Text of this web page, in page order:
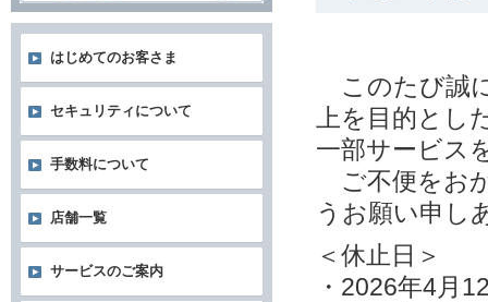
このたび誠
上を目的とし
一部サービス
ご不便をお
うお願い申し
＜休止日＞
・2026年4
はじめてのお客さま
セキュリティについて
手数料について
店舗一覧
サービスのご案内